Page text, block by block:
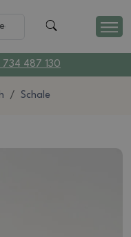
487 130
Schale